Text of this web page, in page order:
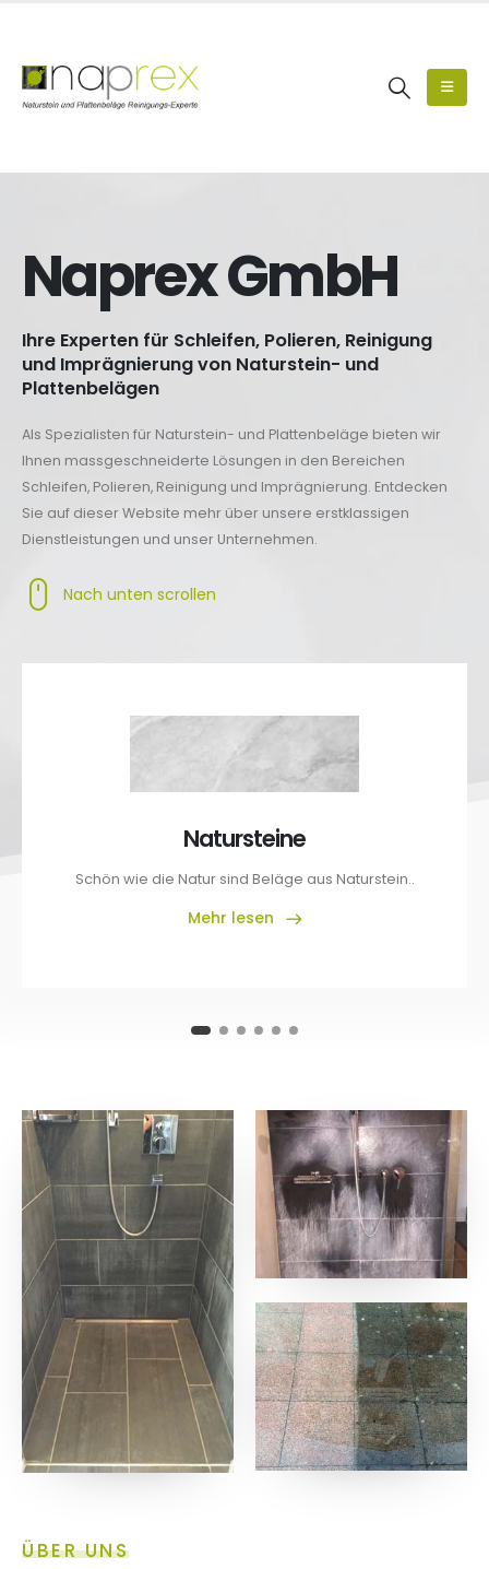
Naprex GmbH
Ihre Experten für Schleifen, Polieren, Reinigung
und Imprägnierung von Naturstein- und
Plattenbelägen
Als Spezialisten für Naturstein- und Plattenbeläge bieten wir
Ihnen massgeschneiderte Lösungen in den Bereichen
Schleifen, Polieren, Reinigung und Imprägnierung. Entdecken
Sie auf dieser Website mehr über unsere erstklassigen
Dienstleistungen und unser Unternehmen.
Nach unten scrollen
Natursteine
Schön wie die Natur sind Beläge aus Naturstein..
Mehr lesen
ÜBER UNS